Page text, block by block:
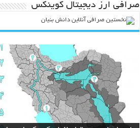
صرافی ارز دیجیتال کوینکس